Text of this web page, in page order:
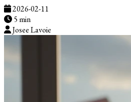
2026-02-11
5 min
Josee Lavoie